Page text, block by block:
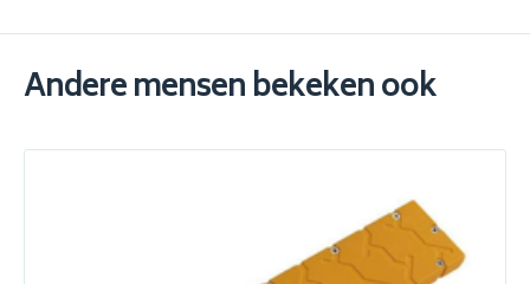
Andere mensen bekeken ook